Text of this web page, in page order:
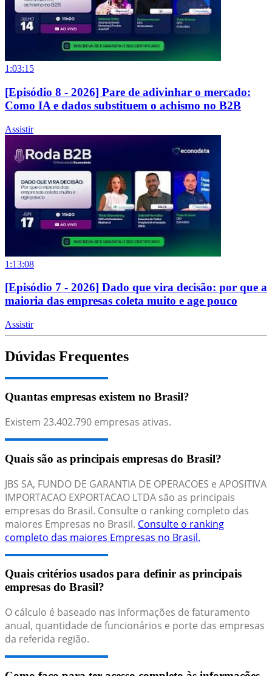
1:03:15
[Episódio 8 - 2026] Pare de adivinhar o mercado:
Como IA e dados substituem o achismo no B2B
Assistir
1:13:08
[Episódio 7 - 2026] Dado que vira decisão: por que a
maioria das empresas coleta muito e age pouco
Assistir
Dúvidas Frequentes
Quantas empresas existem no Brasil?
Existem 23.402.790 empresas ativas.
Quais são as principais empresas do Brasil?
JBS SA, FUNDO DE GARANTIA DE OPERACOES e APOSITIVA
IMPORTACAO EXPORTACAO LTDA são as principais
empresas do Brasil. Consulte o ranking completo das
maiores Empresas no Brasil. Consulte o ranking
completo das maiores Empresas no Brasil.
Quais critérios usados para definir as principais
empresas do Brasil?
O cálculo é baseado nas informações de faturamento
anual, quantidade de funcionários e porte das empresas
da referida região.